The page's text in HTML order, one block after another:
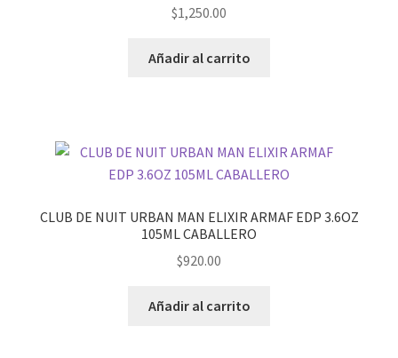
$1,250.00
Añadir al carrito
CLUB DE NUIT URBAN MAN ELIXIR ARMAF EDP 3.6OZ
105ML CABALLERO
$920.00
Añadir al carrito